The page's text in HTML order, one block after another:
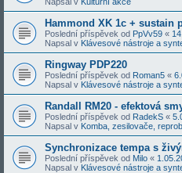
Hammond XK 1c + sustain
Poslední příspěvek od PpVv59 «
Napsal v Klávesové nástroje a
Ringway PDP220
Poslední příspěvek od Roman5 «
Napsal v Klávesové nástroje a
Randall RM20 - efektová
Poslední příspěvek od RadekS «
Napsal v Komba, zesilovače,
Synchronizace tempa s
Poslední příspěvek od Milo «
Napsal v Klávesové nástroje a